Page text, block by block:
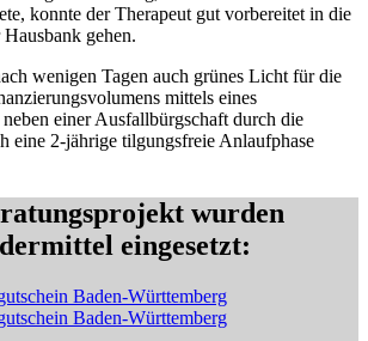
konnte der Therapeut gut vorbereitet in die
gehen.
wenigen Tagen auch grünes Licht für die
mittels eines
einer Ausfallbürgschaft durch die
eine 2-jährige tilgungsfreie Anlaufphase
wurden
eingesetzt: